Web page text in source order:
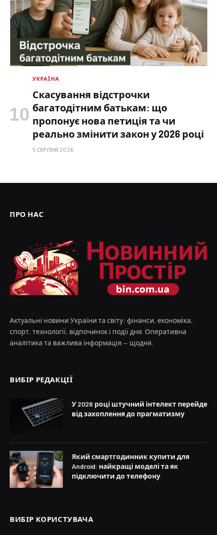
УКРАЇНА
Скасування відстрочки
багатодітним батькам: що
пропонує нова петиція та чи
реально змінити закон у 2026 році
5 СЕРПНЯ 2026
ПРО НАС
Актуальні новини України та світу: фінанси, економіка,
спорт, технології, відпочинок і події дня. Оперативна
аналітика та важлива інформація — щодня.
ВИБІР РЕДАКЦІЇ
У 2026 році штучний інтелект перейде
від захоплення до прагматизму
Який смартгодинник купити для
Android: найкращі моделі та як
підключити до телефону
ВИБІР КОРИСТУВАЧА